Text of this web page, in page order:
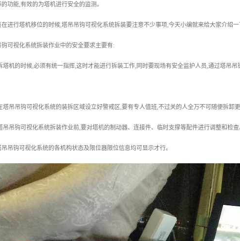
功能,有效的为塔机进行安全的监测。
进行塔机移位的时候,塔吊吊钩可视化系统拆装要注意不少事项,今天小编就来给大家介绍
可视化系统拆装作业中的安全要求主要有:
塔机的时候,必须有统一指挥,这时才能进行拆装工作,同时要现场有安全监护人员,通过塔吊
塔吊吊钩可视化系统的装拆区域设立好警戒区,要有专人值班,不过关的人全万不可随便拆卸更
吊吊钩可视化系统拆装作业前,要对塔机的制动器、连接件、临时支撑等配件进行调整和检
吊钩可视化系统的各机构状态及限位器限位信息均可显示才行。